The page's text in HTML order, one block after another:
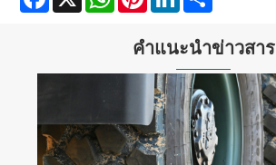
คำแนะนำข่าวสาร